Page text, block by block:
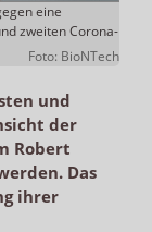
eine
zweiten Corona-
Foto: BioNTech
und
der
Robert
Das
ihrer